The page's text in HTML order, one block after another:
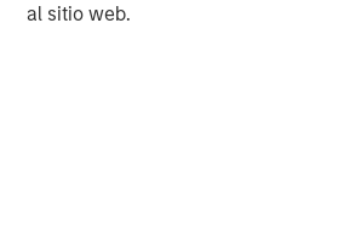
al sitio web.
los requisitos de seguridad